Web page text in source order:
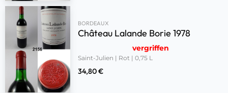
BORDEAUX
Château Lalande Borie 1978
vergriffen
Saint-Julien | Rot | 0,75 L
34,80€